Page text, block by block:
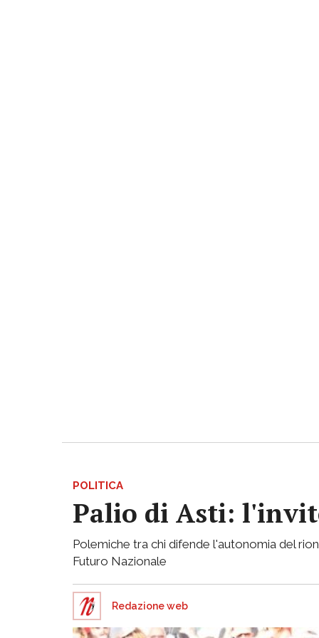
POLITICA
Palio di Asti:
Polemiche tra chi difende l'autonomia del
Futuro Nazionale
Redazione web